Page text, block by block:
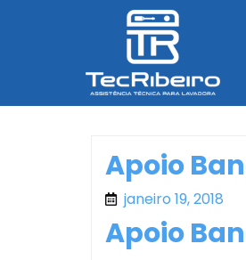
Apoio
janeiro 19, 2018
Apoio